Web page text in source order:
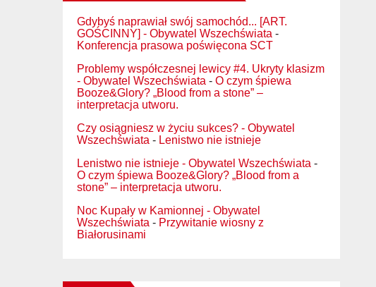
Gdybyś naprawiał swój samochód... [ART.
GOŚCINNY] - Obywatel Wszechświata -
Konferencja prasowa poświęcona SCT
Problemy współczesnej lewicy #4. Ukryty klasizm
- Obywatel Wszechświata -O czym śpiewa
Booze&Glory? „Blood from a stone” –
interpretacja utworu.
Czy osiągniesz w życiu sukces? - Obywatel
Wszechświata - Lenistwo nie istnieje
Lenistwo nie istnieje - Obywatel Wszechświata -
O czym śpiewa Booze&Glory? „Blood from a
stone” – interpretacja utworu.
Noc Kupały w Kamionnej - Obywatel
Wszechświata - Przywitanie wiosny z
Białorusinami